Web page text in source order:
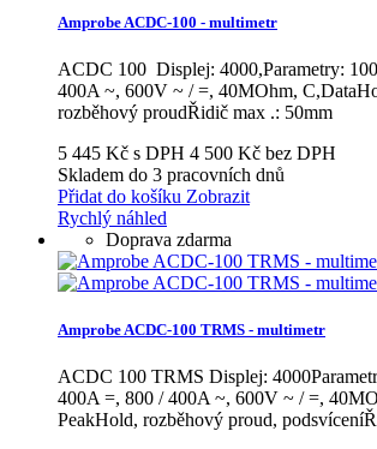
Amprobe ACDC-100 - multimetr
ACDC 100 Displej: 4000,Parametry:
400A ~, 600V ~ / =, 40MOhm,
rozběhový proudŘidič max .: 50mm
5 445 Kč s DPH 4 500 Kč bez DPH
Skladem do 3 pracovních dnů
Přidat do košíku Zobrazit
Rychlý náhled
Doprava zdarma
Amprobe ACDC-100 TRMS - multimetr
ACDC 100 TRMS Displej:
400A =, 800 / 400A ~, 600V ~ / =,
PeakHold, rozběhový proud,